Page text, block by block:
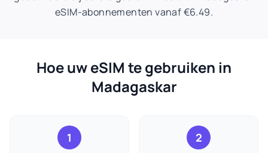
eSIM-abonnementen vanaf €6.49.
Hoe uw eSIM te gebruiken in
Madagaskar
1 2